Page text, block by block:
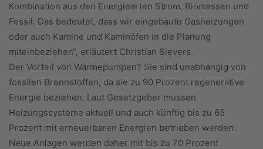
Kombination aus den Energiearten Strom, Biomassen und
Fossil. Das bedeutet, dass wir eingebaute Gasheizungen
oder auch Kamine und Kaminöfen in die Planung
miteinbeziehen“, erläutert Christian Sievers.
Der Vorteil von Wärmepumpen? Sie sind unabhängig von
fossilen Brennstoffen, da sie zu 90 Prozent regenerative
Energie beziehen. Laut Gesetzgeber müssen
Heizungssysteme aktuell und auch künftig bis zu 65
Prozent mit erneuerbaren Energien betrieben werden.
Neue Anlagen werden daher mit bis zu 70 Prozent